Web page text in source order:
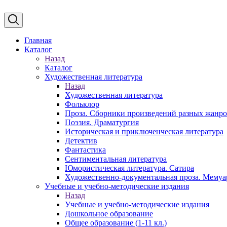
Главная
Каталог
Назад
Каталог
Художественная литература
Назад
Художественная литература
Фольклор
Проза. Сборники произведений разных
Поэзия. Драматургия
Историческая и приключенческая литература
Детектив
Фантастика
Сентиментальная литература
Юмористическая литература. Сатира
Художественно-документальная проза.
Учебные и учебно-методические издания
Назад
Учебные и учебно-методические издания
Дошкольное образование
Общее образование (1-11 кл.)